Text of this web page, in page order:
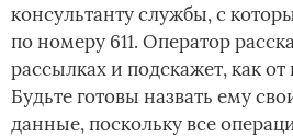
консультанту службы, с
по номеру 611. Оператор
рассылках и подскажет, как от
Будьте готовы назвать ему
данные, поскольку все